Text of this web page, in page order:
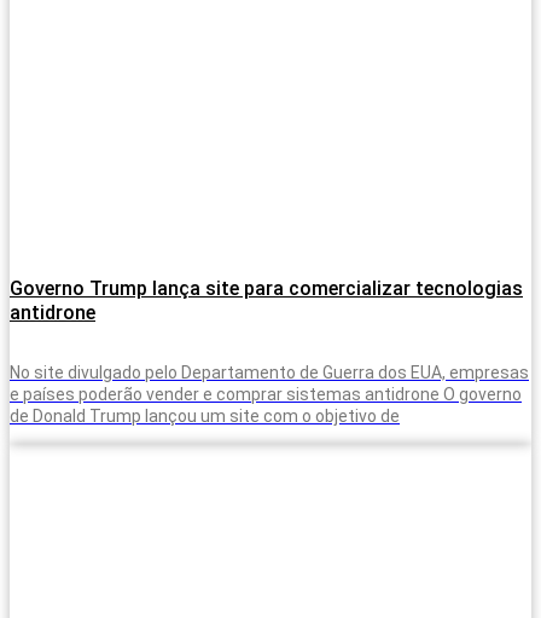
Governo Trump lança site para comercializar tecnologias
antidrone
No site divulgado pelo Departamento de Guerra dos EUA, empresas
e países poderão vender e comprar sistemas antidrone O governo
de Donald Trump lançou um site com o objetivo de